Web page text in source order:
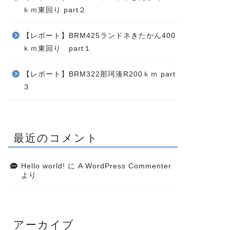
ｋｍ東回り part２
【レポート】BRM425ランドネきたかん400
ｋｍ東回り part１
【レポート】BRM322那珂湊R200ｋｍ part
３
最近のコメント
Hello world! に A WordPress Commenter
より
アーカイブ